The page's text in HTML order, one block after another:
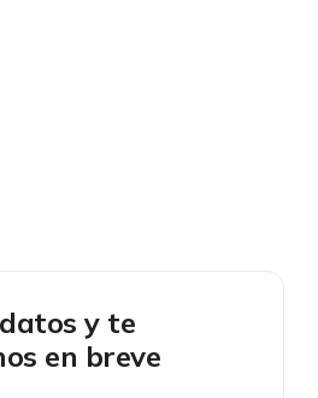
y te
en breve